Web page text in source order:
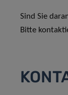
Sind Sie
Bitte